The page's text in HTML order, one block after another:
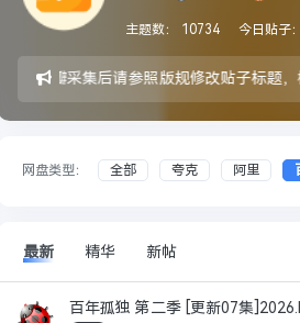
主题数： 10734 今日贴子：
豆瓣采集后请参照版规修改贴子标题
网盘类型： 全部 夸克 阿里
最新 精华 新帖
百年孤独 第二季 [更新07集